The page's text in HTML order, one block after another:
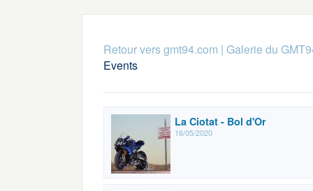
Retour vers gmt94.com | Galerie du
Events
La Ciotat - Bol d'Or
16/05/2020